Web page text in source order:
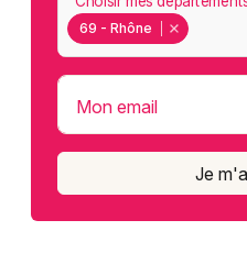
69 - Rhône
Mon email
Je